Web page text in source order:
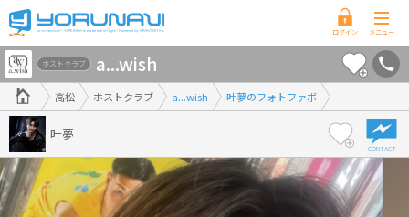
香
川
県
版
高松 ホストクラブ a...wish 叶夢のフォトファボ
ホストクラブ a...wish
叶夢